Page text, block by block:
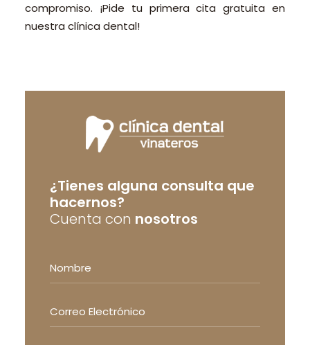
compromiso. ¡Pide tu primera cita gratuita en
nuestra clínica dental!
¿Tienes alguna consulta que
hacernos?
Cuenta con nosotros